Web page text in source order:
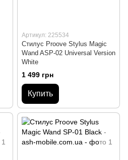
Артикул: 225534
Стилус Proove Stylus Magic
Wand ASP-02 Universal Version
White
1 499 грн
Купить